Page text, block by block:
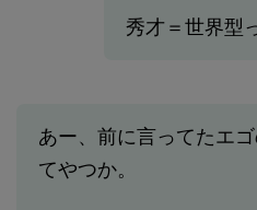
秀才＝世界型
あー、前に言ってたエ
てやつか。